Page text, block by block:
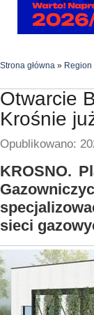
Strona główna » Region
Otwarcie
Krośnie
Opublikowano:
KROSNO.
sieci